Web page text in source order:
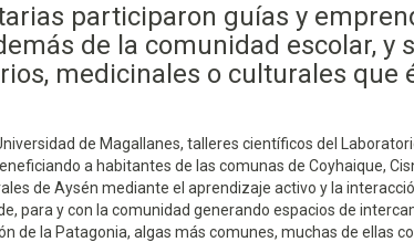
participaron guías y
de la comunidad escolar,
medicinales o culturales
de Magallanes, talleres científicos del
a habitantes de las comunas de Coyhaique,
de Aysén mediante el aprendizaje activo y la
para y con la comunidad generando espacios de
de la Patagonia, algas más comunes, muchas de ellas